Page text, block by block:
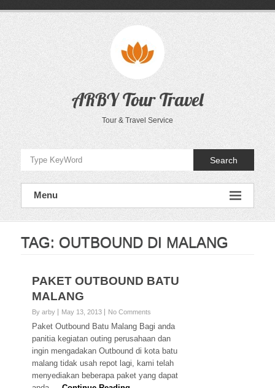
ARBY Tour Travel
Tour & Travel Service
Search
Menu
TAG: OUTBOUND DI MALANG
PAKET OUTBOUND BATU
MALANG
By arby May 13, 2013 No Comments
Paket Outbound Batu Malang Bagi anda
panitia kegiatan outing perusahaan dan
ingin mengadakan Outbound di kota batu
malang tidak usah repot lagi, kami telah
menyediakan beberapa paket yang dapat